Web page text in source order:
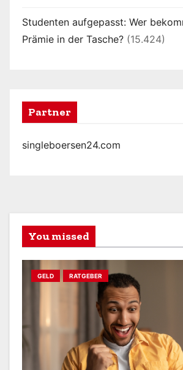
Studenten aufgepasst: Wer
Prämie in der Tasche? (15.424)
Partner
singleboersen24.com
You missed
GELD RATGEBER